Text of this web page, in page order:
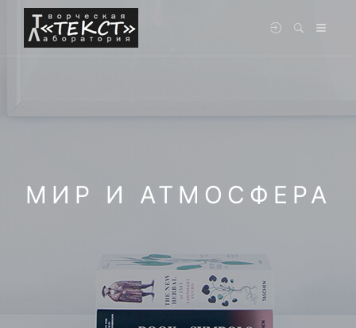
МИР И АТМОСФЕРА